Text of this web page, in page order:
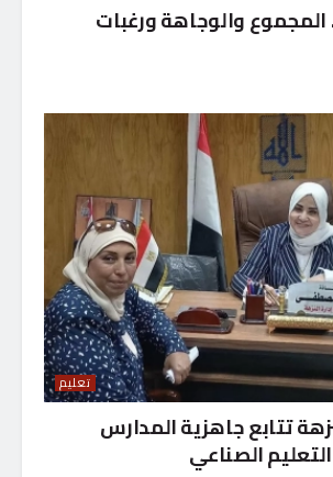
المجموع والوجاهة ورغبات
تعليم
تتابع جاهزية المدارس
الصناعي